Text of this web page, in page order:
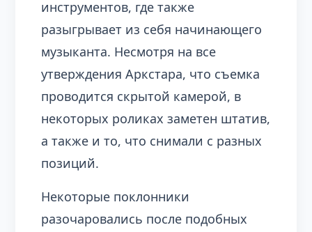
инструментов, где также
разыгрывает из себя начинающего
музыканта. Несмотря на все
утверждения Аркстара, что съемка
проводится скрытой камерой, в
некоторых роликах заметен штатив,
а также и то, что снимали с разных
позиций.
Некоторые поклонники
разочаровались после подобных